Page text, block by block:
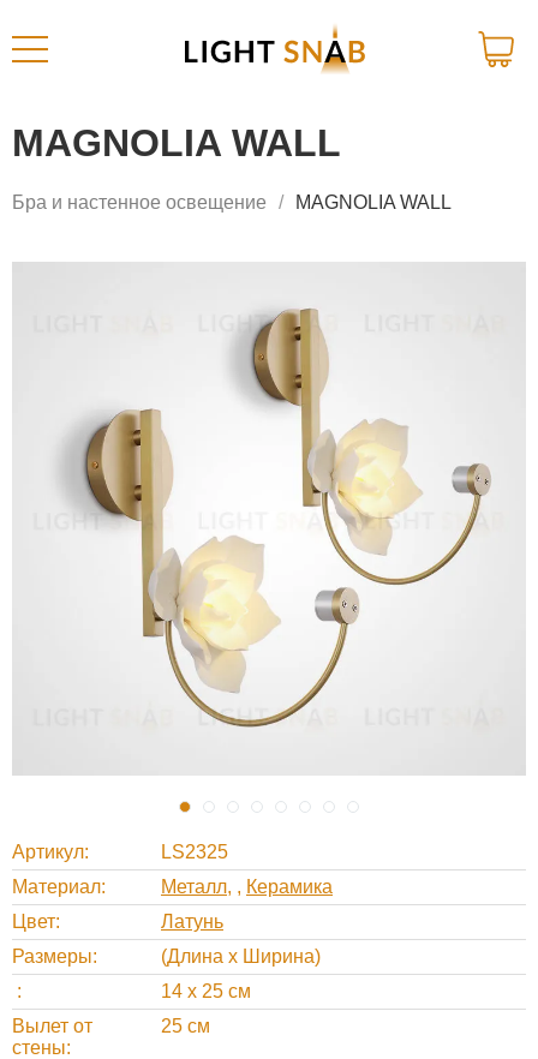
MAGNOLIA WALL
Бра и настенное освещение MAGNOLIA WALL
Артикул
LS2325
Материал
Металл , Керамика
Цвет
Латунь
Размеры
(Длина х Ширина)
14 х 25 см
Вылет от
стены
25 см